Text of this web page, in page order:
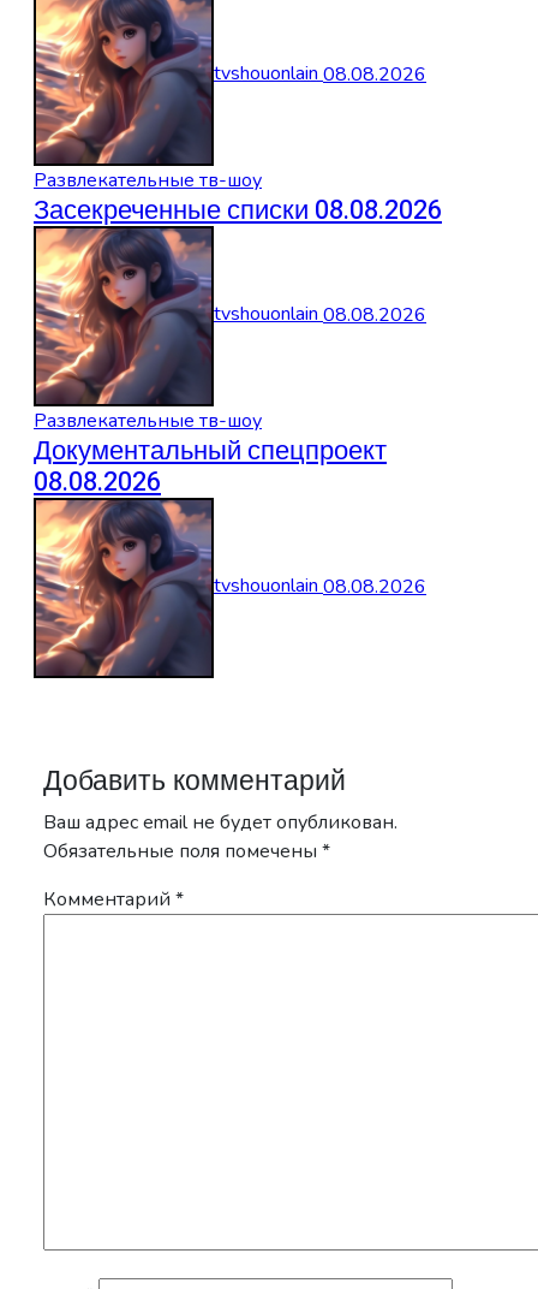
tvshouonlain08.08.2026
Развлекательные тв-шоу
Засекреченные списки 08.08.2026
tvshouonlain08.08.2026
Развлекательные тв-шоу
Документальный спецпроект
08.08.2026
tvshouonlain08.08.2026
Добавить комментарий
Ваш адрес email не будет опубликован.
Обязательные поля помечены *
Комментарий *